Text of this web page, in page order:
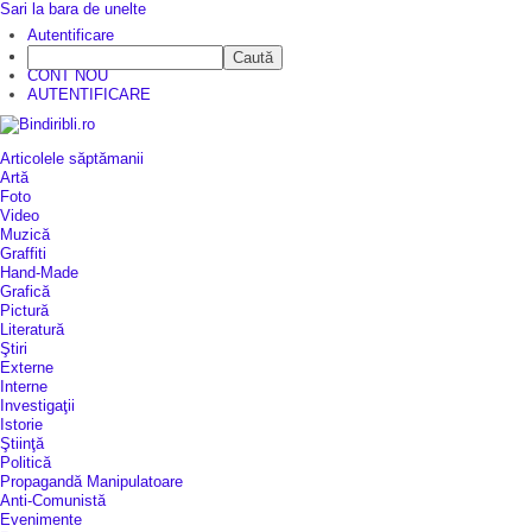
CONT NOU
AUTENTIFICARE
Articolele săptămanii
Artă
Foto
Video
Muzică
Graffiti
Hand-Made
Grafică
Pictură
Literatură
Ştiri
Externe
Interne
Investigaţii
Istorie
Ştiinţă
Politică
Propagandă Manipulatoare
Anti-Comunistă
Evenimente
Sari la bara de unelte
Autentificare
Caută